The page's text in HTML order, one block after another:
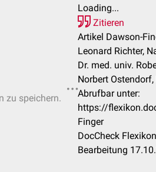
zu speichern.
Loading...
Zitieren
Artikel Dawson-
Leonard Richter,
Dr. med. univ.
Norbert
Abrufbar unter:
https://
Finger
DocCheck
Bearbeitung